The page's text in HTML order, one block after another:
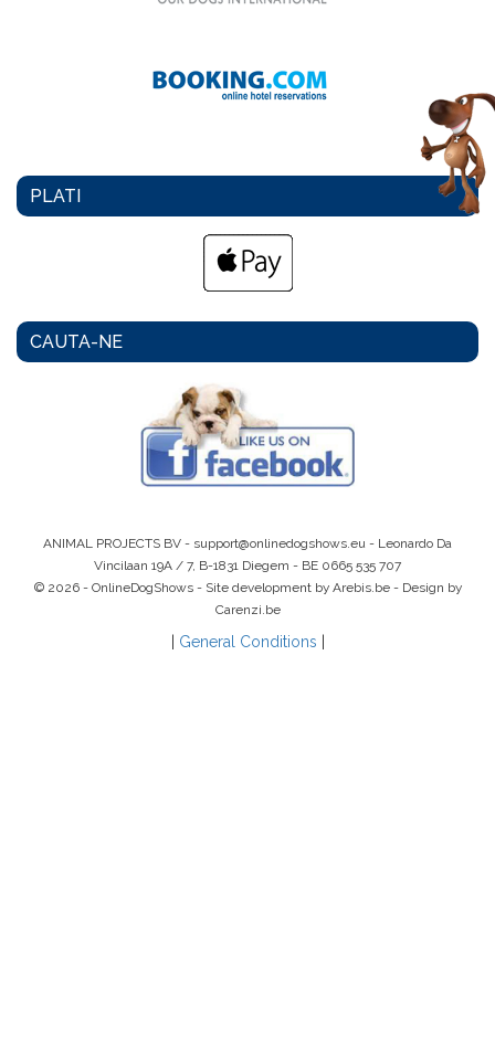
PLATI
CAUTA-NE
ANIMAL PROJECTS BV - support@onlinedogshows.eu - Leonardo Da
Vincilaan 19A / 7, B-1831 Diegem - BE 0665 535 707
© 2026 - OnlineDogShows - Site development by Arebis.be - Design by
Carenzi.be
General Conditions